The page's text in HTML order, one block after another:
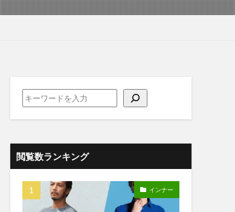
閲覧数ランキング
インナー